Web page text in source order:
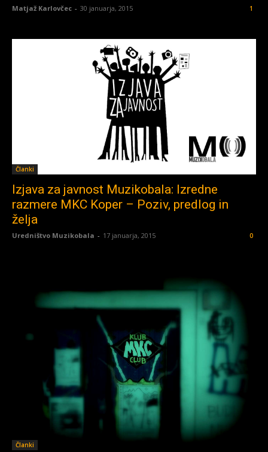
Matjaž Karlovčec - 30 januarja, 2015 1
Članki
Izjava za javnost Muzikobala: Izredne
razmere MKC Koper – Poziv, predlog in
želja
Uredništvo Muzikobala - 17 januarja, 2015 0
Članki